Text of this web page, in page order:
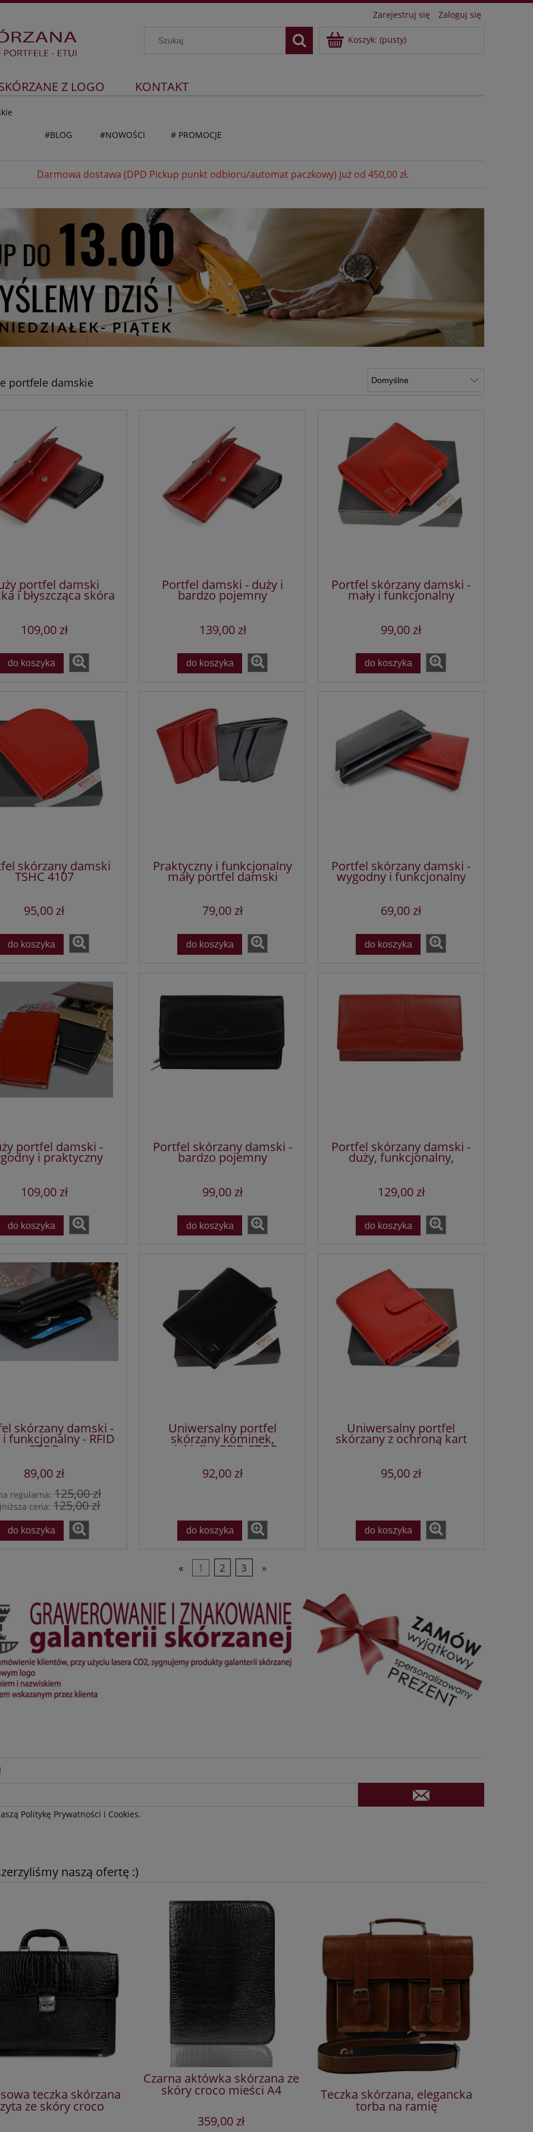
Zarejestruj się Zaloguj się
Koszyk: (pusty)
Z LOGO KONTAKT
#BLOG #NOWOŚCI # PROMOCJE
Darmowa dostawa (DPD Pickup punkt odbioru/automat paczkowy) już od 450,00 zł.
portfele damskie
portfel damski
i błyszcząca skóra
109,00 zł
do koszyka
Portfel damski - duży i
bardzo pojemny
139,00 zł
do koszyka
Portfel skórzany damski -
mały i funkcjonalny
99,00 zł
do koszyka
skórzany damski
TSHC 4107
95,00 zł
do koszyka
Praktyczny i funkcjonalny
mały portfel damski
79,00 zł
do koszyka
Portfel skórzany damski -
wygodny i funkcjonalny
69,00 zł
do koszyka
portfel damski -
i praktyczny
109,00 zł
do koszyka
Portfel skórzany damski -
bardzo pojemny
99,00 zł
do koszyka
Portfel skórzany damski -
duży, funkcjonalny,
wygodny
129,00 zł
do koszyka
skórzany damski -
i funkcjonalny - RFID
STOP
89,00 zł
regularna:125,00 zł
cena: 125,00 zł
do koszyka
Uniwersalny portfel
skórzany kominek,
piekiełko RFID STOP
92,00 zł
do koszyka
Uniwersalny portfel
skórzany z ochroną kart
95,00 zł
do koszyka
« 1 2 3 »
Politykę Prywatności i Cookies.
naszą ofertę :)
teczka skórzana
ze skóry croco
Czarna aktówka skórzana ze
skóry croco mieści A4
359,00 zł
Teczka skórzana, elegancka
torba na ramię